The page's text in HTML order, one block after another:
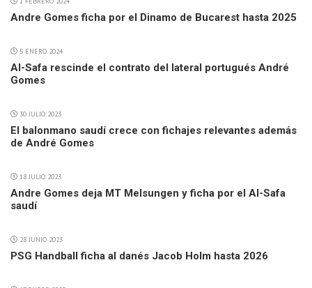
Andre Gomes ficha por el Dinamo de Bucarest hasta 2025
5 ENERO 2024
Al-Safa rescinde el contrato del lateral portugués André
Gomes
30 JULIO 2023
El balonmano saudí crece con fichajes relevantes además
de André Gomes
18 JULIO 2023
Andre Gomes deja MT Melsungen y ficha por el Al-Safa
saudí
28 JUNIO 2023
PSG Handball ficha al danés Jacob Holm hasta 2026